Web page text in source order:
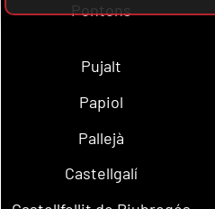
Pontons
Pujalt
Papiol
Pallejà
Castellgalí